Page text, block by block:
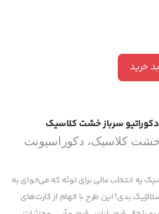
خرید
دکوراتیو سرباز خشت کلاسیک
خشت کلاسیک، دکوراسیونت
یه انتخاب عالی برای توئه که می‌خوای به
بدی! این طرح با الهام از کارت‌های